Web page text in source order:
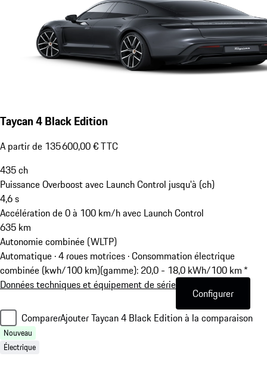
Taycan 4 Black Edition
A partir de 135 600,00 € TTC
435ch
Puissance Overboost avec Launch Control jusqu'à (ch)
4,6s
Accélération de 0 à 100 km/h avec Launch Control
635 km
Autonomie combinée (WLTP)
Automatique · 4 roues motrices ·Consommation électrique
combinée (kwh/100 km)(gamme): 20,0 - 18,0 kWh/100 km *
Données techniques et équipement de série
Configurer
ComparerAjouter Taycan 4 Black Edition à la comparaison
Nouveau
Électrique